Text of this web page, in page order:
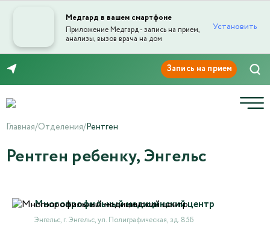
Медгард в вашем смартфоне
Приложение Медгард - запись на прием,
анализы, вызов врача на дом
Установить
Главная/Отделения/Рентген
Рентген ребенку, Энгельс
Многопрофильный медицинский центр
Энгельс, г. Энгельс, ул. Полиграфическая, зд. 85Б